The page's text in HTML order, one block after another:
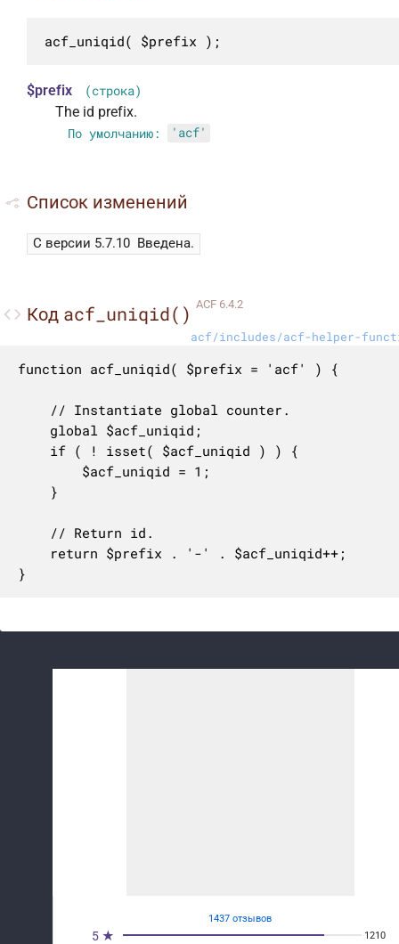
acf_uniqid( $prefix );
$prefix (строка)
The id prefix.
По умолчанию: 'acf'
Список изменений
С версии 5.7.10 Введена.
Код acf_uniqid() ACF 6.4.2
acf/includes/acf-helper-
function acf_uniqid( $prefix = 'acf' ) {
}
1437 отзывов
5 ★ 1210